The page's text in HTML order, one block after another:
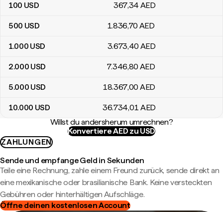
100 USD 367,34 AED
500 USD 1.836,70 AED
1.000 USD 3.673,40 AED
2.000 USD 7.346,80 AED
5.000 USD 18.367,00 AED
10.000 USD 36.734,01 AED
Willst du andersherum umrechnen?
Konvertiere AED zu USD
ZAHLUNGEN
Sende und empfange Geld in Sekunden
Teile eine Rechnung, zahle einem Freund zurück, sende direkt an
eine mexikanische oder brasilianische Bank. Keine versteckten
Gebühren oder hinterhältigen Aufschläge.
Öffne deinen kostenlosen Account